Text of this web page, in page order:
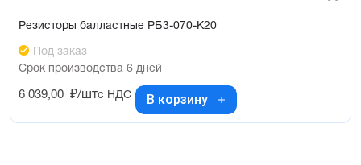
Резисторы балластные РБ3-070-К20
Под заказ
Срок производства 6 дней
6 039,00 ₽/штс НДС В корзину